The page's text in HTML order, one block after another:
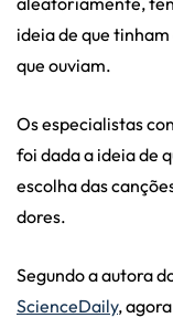
ideia de que
que ouviam.
Os especialistas
foi dada a ideia de
escolha das
dores.
Segundo a autora
ScienceDaily,